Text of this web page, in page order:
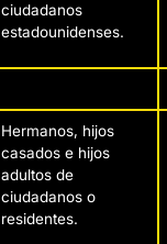
ciudadanos
estadounidenses.
Hermanos, hijos
casados e hijos
adultos de
ciudadanos o
residentes.